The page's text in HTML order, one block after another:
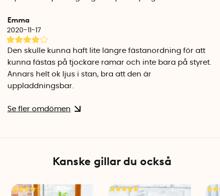
Eco-läge (15 lumen), fast sken: 6,5 timmar
Eco-läge (15 lumen), blinkande: 32 timmar
Pulserande ljus (37 lumen), 10 timmar
Emma
2020-11-17
Den skulle kunna haft lite längre fästanordning för att
kunna fästas på tjockare ramar och inte bara på styret.
Annars helt ok ljus i stan, bra att den är
uppladdningsbar.
Se fler omdömen
Kanske gillar du också